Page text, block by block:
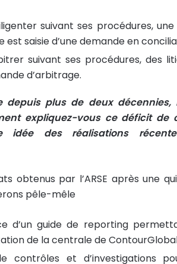
suivant ses procédures,
est saisie d’une demande en
suivant ses procédures, des
d’arbitrage.
depuis plus de deux
expliquez-vous ce déficit de
idée des réalisations
obtenus par l’ARSE après une
pêle-mêle
d’un guide de reporting
de la centrale de
contrôles et d’investigations